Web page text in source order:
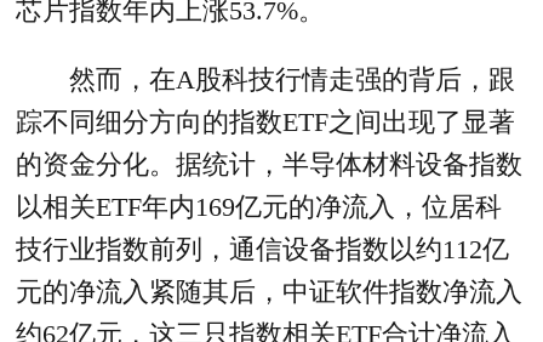
芯片指数年内上涨53.7%。
然而，在A股科技行情走强的背后，跟
踪不同细分方向的指数ETF之间出现了显著
的资金分化。据统计，半导体材料设备指数
以相关ETF年内169亿元的净流入，位居科
技行业指数前列，通信设备指数以约112亿
元的净流入紧随其后，中证软件指数净流入
约62亿元，这三只指数相关ETF合计净流入